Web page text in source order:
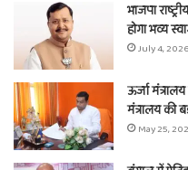
भाजपा
होगा भव्य
July 4, 2026
ऊर्जा
मंत्रालय की
May 25,